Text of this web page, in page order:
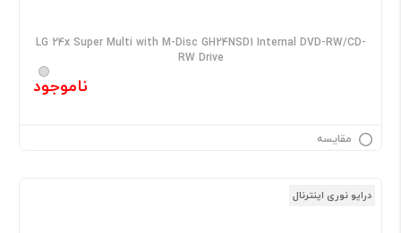
LG 24x Super Multi with M-Disc GH24NSD1 Internal DVD-RW/CD-
RW Drive
ناموجود
مقایسه
درایو نوری اینترنال